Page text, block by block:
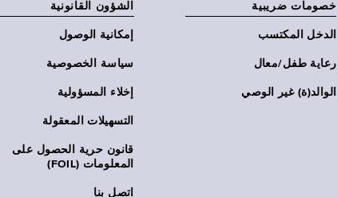
خصومات ضريبية
الدخل المكتسب
رعاية طفل/معال
الوالد(ة) غير الوصي
الشؤون القانونية
إمكانية الوصول
سياسة الخصوصية
إخلاء المسؤولية
التسهيلات المعقولة
قانون حرية الحصول على
المعلومات (FOIL)
اتصل بنا